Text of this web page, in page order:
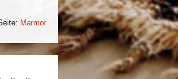
Marmor